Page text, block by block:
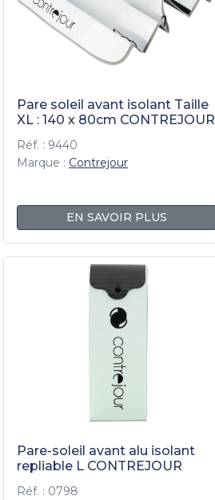
Pare soleil avant isolant Taille
XL : 140 x 80cm CONTREJOUR
Réf. : 9440
Marque : Contrejour
EN SAVOIR PLUS
Pare-soleil avant alu isolant
repliable L CONTREJOUR
Réf. : 0798